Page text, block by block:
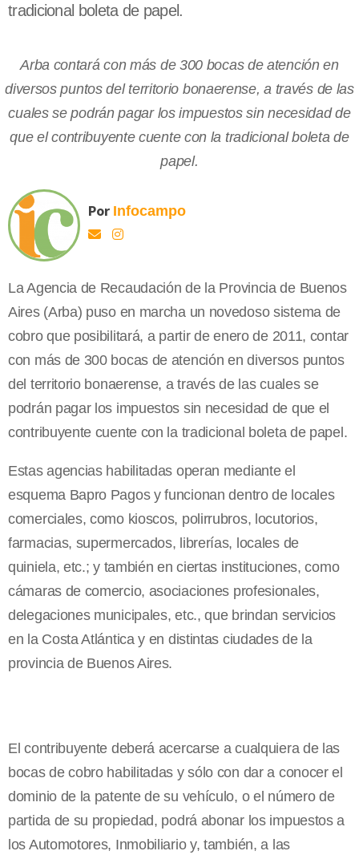
tradicional boleta de papel.
Arba contará con más de 300 bocas de atención en
diversos puntos del territorio bonaerense, a través de las
cuales se podrán pagar los impuestos sin necesidad de
que el contribuyente cuente con la tradicional boleta de
papel.
Por Infocampo
La Agencia de Recaudación de la Provincia de Buenos
Aires (Arba) puso en marcha un novedoso sistema de
cobro que posibilitará, a partir de enero de 2011, contar
con más de 300 bocas de atención en diversos puntos
del territorio bonaerense, a través de las cuales se
podrán pagar los impuestos sin necesidad de que el
contribuyente cuente con la tradicional boleta de papel.
Estas agencias habilitadas operan mediante el
esquema Bapro Pagos y funcionan dentro de locales
comerciales, como kioscos, polirrubros, locutorios,
farmacias, supermercados, librerías, locales de
quiniela, etc.; y también en ciertas instituciones, como
cámaras de comercio, asociaciones profesionales,
delegaciones municipales, etc., que brindan servicios
en la Costa Atlántica y en distintas ciudades de la
provincia de Buenos Aires.
El contribuyente deberá acercarse a cualquiera de las
bocas de cobro habilitadas y sólo con dar a conocer el
dominio de la patente de su vehículo, o el número de
partida de su propiedad, podrá abonar los impuestos a
los Automotores, Inmobiliario y, también, a las